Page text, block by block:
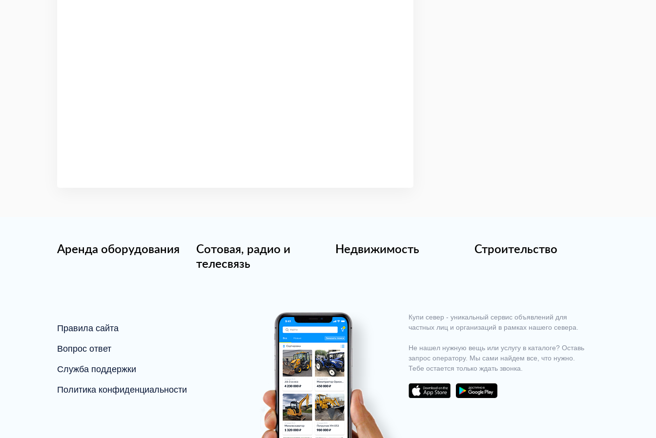
Аренда оборудования
Сотовая, радио и
телесвязь
Недвижимость Строительство
Правила сайта
Вопрос ответ
Служба поддержки
Политика конфиденциальности
Купи север - уникальный сервис объявлений для
частных лиц и организаций в рамках нашего севера.
Не нашел нужную вещь или услугу в каталоге? Оставь
запрос оператору. Мы сами найдем все, что нужно.
Тебе остается только ждать звонка.